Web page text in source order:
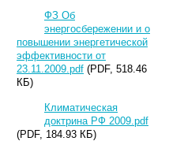
ФЗ Об
энергосбережении и о
повышении энергетической
эффективности от
23.11.2009.pdf (PDF, 518.46
КБ)
Климатическая
доктрина РФ 2009.pdf
(PDF, 184.93 КБ)